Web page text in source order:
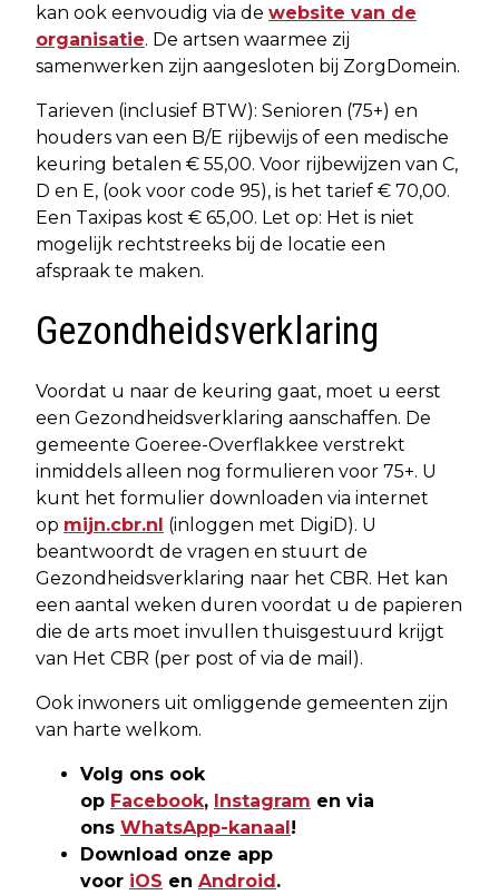
kan ook eenvoudig via de website van de
organisatie. De artsen waarmee zij
samenwerken zijn aangesloten bij ZorgDomein.
Tarieven (inclusief BTW): Senioren (75+) en
houders van een B/E rijbewijs of een medische
keuring betalen € 55,00. Voor rijbewijzen van C,
D en E, (ook voor code 95), is het tarief € 70,00.
Een Taxipas kost € 65,00. Let op: Het is niet
mogelijk rechtstreeks bij de locatie een
afspraak te maken.
Gezondheidsverklaring
Voordat u naar de keuring gaat, moet u eerst
een Gezondheidsverklaring aanschaffen. De
gemeente Goeree-Overflakkee verstrekt
inmiddels alleen nog formulieren voor 75+. U
kunt het formulier downloaden via internet
op mijn.cbr.nl (inloggen met DigiD). U
beantwoordt de vragen en stuurt de
Gezondheidsverklaring naar het CBR. Het kan
een aantal weken duren voordat u de papieren
die de arts moet invullen thuisgestuurd krijgt
van Het CBR (per post of via de mail).
Ook inwoners uit omliggende gemeenten zijn
van harte welkom.
Volg ons ook
op Facebook, Instagram en via
ons WhatsApp-kanaal!
Download onze app
voor iOS en Android.